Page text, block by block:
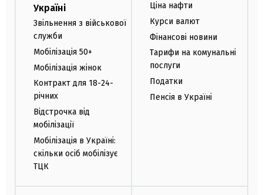
Україні
Звільнення з військової
служби
Мобілізація 50+
Мобілізація жінок
Контракт для 18-24-
річних
Відстрочка від
мобілізації
Мобілізація в Україні:
скільки осіб мобілізує
ТЦК
Ціна нафти
Курси валют
Фінансові новини
Тарифи на комунальні
послуги
Податки
Пенсія в Україні